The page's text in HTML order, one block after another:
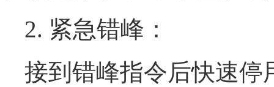
2. 紧急错峰：
接到错峰指令后快速停